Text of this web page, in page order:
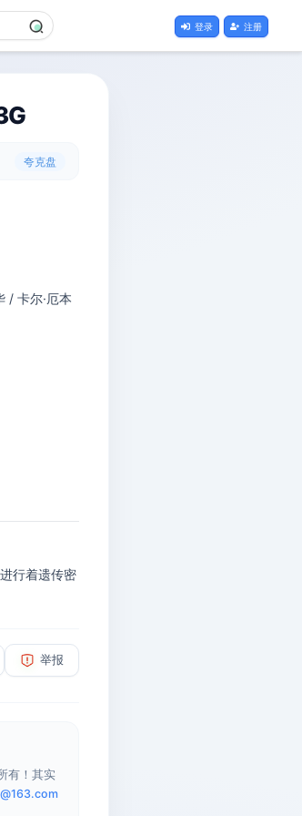
登录 注册
夸克盘
/ 卡尔·厄本
行着遗传密
举报
有！其实